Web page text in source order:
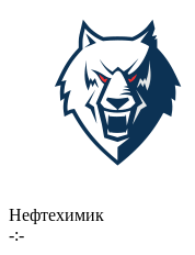
Нефтехимик
-:-